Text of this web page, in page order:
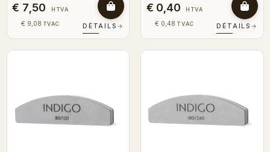
€ 7,50 HTVA
€ 9,08 TVAC DÉTAILS →
€ 0,40 HTVA
€ 0,48 TVAC DÉTAILS →